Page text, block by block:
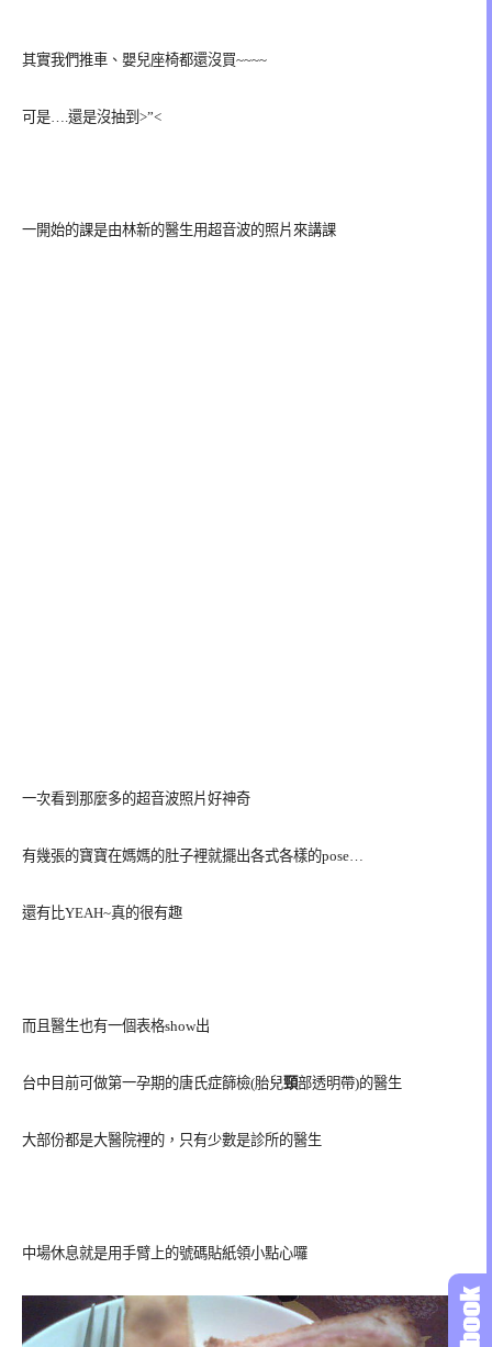
其實我們推車、嬰兒座椅都還沒買~~~~
可是….還是沒抽到>”<
一開始的課是由林新的醫生用超音波的照片來講課
一次看到那麼多的超音波照片好神奇
有幾張的寶寶在媽媽的肚子裡就擺出各式各樣的pose…
還有比YEAH~真的很有趣
而且醫生也有一個表格show出
台中目前可做第一孕期的唐氏症篩檢(胎兒頸部透明帶)的醫生
大部份都是大醫院裡的，只有少數是診所的醫生
中場休息就是用手臂上的號碼貼紙領小點心囉